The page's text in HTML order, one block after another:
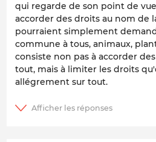
qui regarde de son point de
accorder des droits au nom de
pourraient simplement
commune à tous, animaux,
consiste non pas à accorder
tout, mais à limiter les droits
allégrement sur tout.